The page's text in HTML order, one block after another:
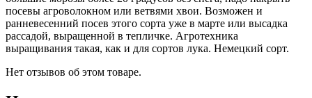
посевы агроволокном или ветвями хвои. Возможен и
ранневесенний посев этого сорта уже в марте или высадка
рассадой, выращенной в тепличке. Агротехника
выращивания такая, как и для сортов лука. Немецкий сорт.
Нет отзывов об этом товаре.